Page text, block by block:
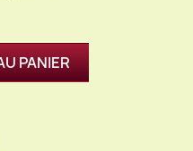
PANIER